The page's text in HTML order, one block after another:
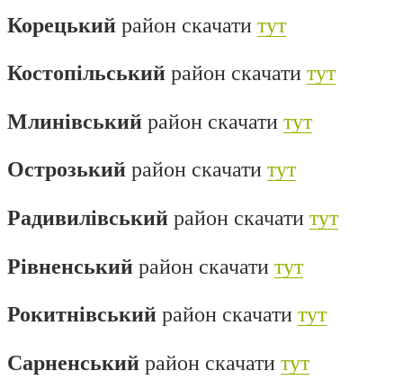
Корецький район скачати тут
Костопільський район скачати тут
Млинівський район скачати тут
Острозький район скачати тут
Радивилівський район скачати тут
Рівненський район скачати тут
Рокитнівський район скачати тут
Сарненський район скачати тут